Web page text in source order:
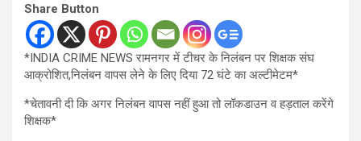
Share Button
*INDIA CRIME NEWS रामनगर में टीचर के निलंबन पर शिक्षक संघ
आक्रोशित,निलंबन वापस लेने के लिए दिया 72 घंटे का अल्टीमेटम*
*चेतावनी दी कि अगर निलंबन वापस नहीं हुआ तो लॉकडाउन व हड़ताल करेंगे
शिक्षक*